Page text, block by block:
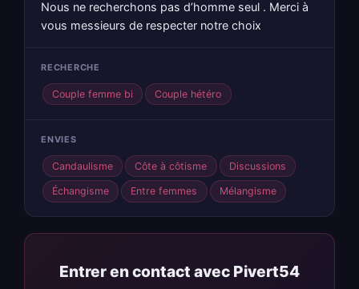
Nous ne recherchons pas d’homme seul . Merci à
vous messieurs de respecter notre choix
RECHERCHE
Couple femme bi Couple hétéro
ENVIES
Candaulisme Côte à côtisme Discussions
Échangisme Entre femmes Mélangisme
Entrer en contact avec Pivert54